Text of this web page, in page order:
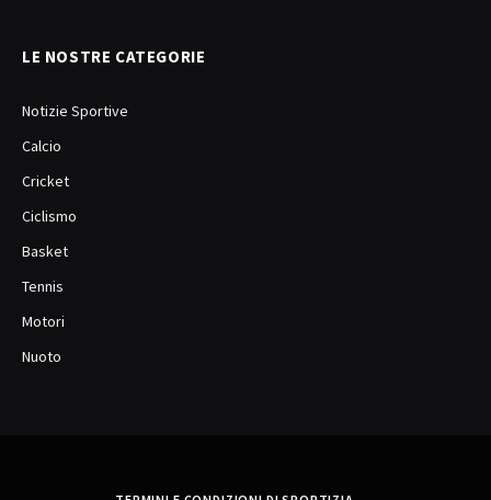
LE NOSTRE CATEGORIE
Notizie Sportive
Calcio
Cricket
Ciclismo
Basket
Tennis
Motori
Nuoto